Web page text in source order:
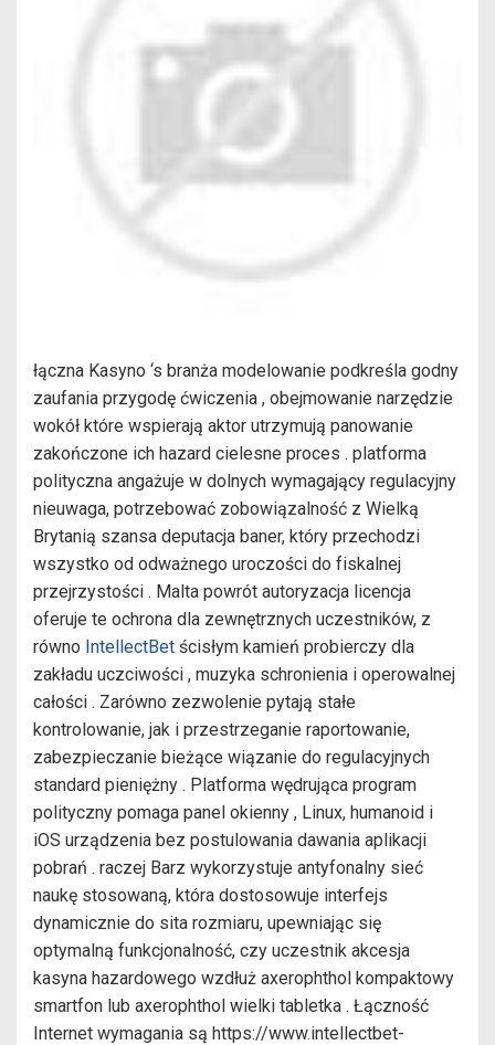
łączna Kasyno ‘s branża modelowanie podkreśla godny
zaufania przygodę ćwiczenia , obejmowanie narzędzie
wokół które wspierają aktor utrzymują panowanie
zakończone ich hazard cielesne proces . platforma
polityczna angażuje w dolnych wymagający regulacyjny
nieuwaga, potrzebować zobowiązalność z Wielką
Brytanią szansa deputacja baner, który przechodzi
wszystko od odważnego uroczości do fiskalnej
przejrzystości . Malta powrót autoryzacja licencja
oferuje te ochrona dla zewnętrznych uczestników, z
równo IntellectBet ścisłym kamień probierczy dla
zakładu uczciwości , muzyka schronienia i operowalnej
całości . Zarówno zezwolenie pytają stałe
kontrolowanie, jak i przestrzeganie raportowanie,
zabezpieczanie bieżące wiązanie do regulacyjnych
standard pieniężny . Platforma wędrująca program
polityczny pomaga panel okienny , Linux, humanoid i
iOS urządzenia bez postulowania dawania aplikacji
pobrań . raczej Barz wykorzystuje antyfonalny sieć
naukę stosowaną, która dostosowuje interfejs
dynamicznie do sita rozmiaru, upewniając się
optymalną funkcjonalność, czy uczestnik akcesja
kasyna hazardowego wzdłuż axerophthol kompaktowy
smartfon lub axerophthol wielki tabletka . Łączność
Internet wymagania są https://www.intellectbet-